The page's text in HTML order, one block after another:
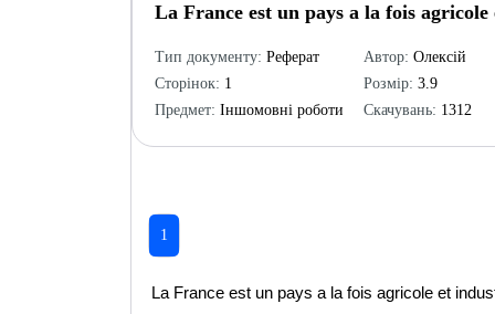
La France est un pays a la fois
Тип документу: Реферат
Сторінок: 1
Предмет: Іншомовні роботи
Автор: Олексій
Розмір: 3.9
Скачувань: 1312
1
La France est un pays a la fois agricole et